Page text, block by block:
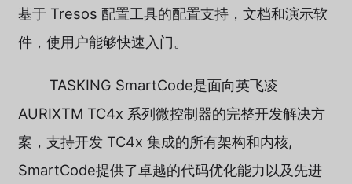
基于 Tresos 配置工具的配置支持，文档和演示软
件，使用户能够快速入门。
TASKING SmartCode是面向英飞凌
AURIXTM TC4x 系列微控制器的完整开发解决方
案，支持开发 TC4x 集成的所有架构和内核,
SmartCode提供了卓越的代码优化能力以及先进